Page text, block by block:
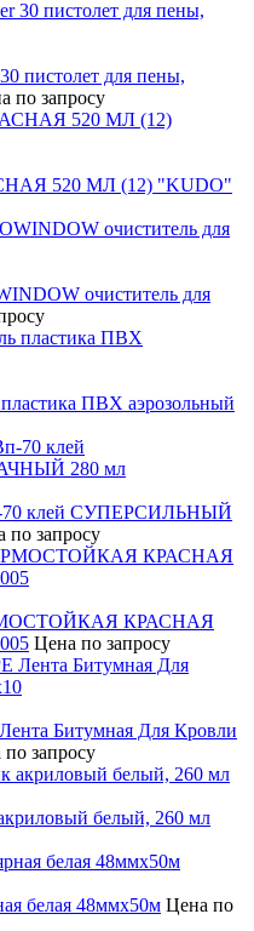
пистолет для пены,
по запросу
520 МЛ (12) "KUDO"
очиститель для
ПВХ аэрозольный
клей СУПЕРСИЛЬНЫЙ
по запросу
КРАСНАЯ
Цена по запросу
Битумная Для Кровли
запросу
белый, 260 мл
белая 48ммх50м Цена по